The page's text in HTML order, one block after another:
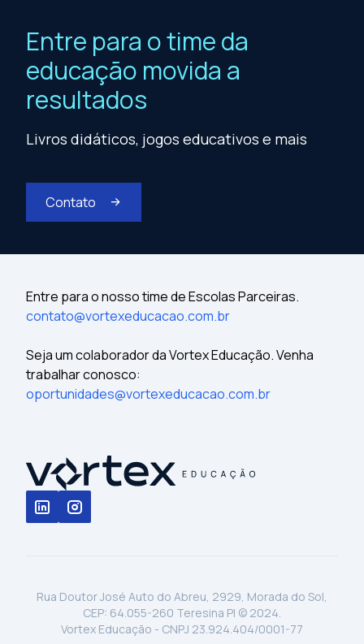
Entre para o time da
educação movida a
resultados
Livros didáticos, jogos educativos e mais
Contato
Entre para o nosso time de Escolas Parceiras.
contato@vortexeducacao.com.br
Seja um colaborador da Vortex Educação. Venha
trabalhar conosco:
oportunidades@vortexeducacao.com.br
Rua Doutor José Auto do Abreu, 2929, Morada do Sol,
CEP: 64.055-260 Teresina PI © 2024.
Vortex Educação - CNPJ 23.924.404/0001-77